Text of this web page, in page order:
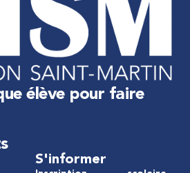
élève pour faire
S'informer